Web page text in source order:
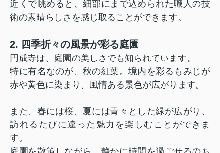
近くで眺めると、細部にまで込められた職人の技
術の素晴らしさを感じ取ることができます。
2. 四季折々の風景が彩る庭園
円成寺は、庭園の美しさでも知られています。
特に有名なのが、秋の紅葉。境内を彩るもみじが
赤や黄色に染まり、風情ある景色が広がります。
また、春には桜、夏には青々とした緑が広がり、
訪れるたびに違った魅力を楽しむことができま
す。
庭園を散策しながら、静かに時間を過ごせるのも